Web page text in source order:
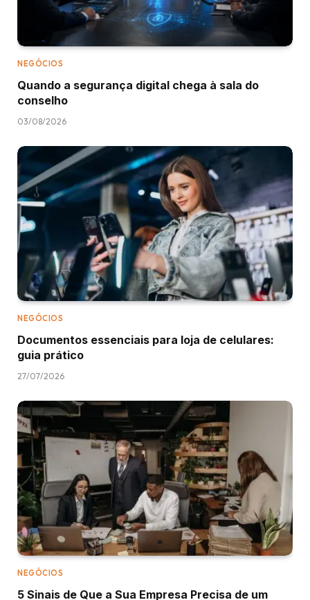
NEGÓCIOS
Quando a segurança digital chega à sala do
conselho
03/08/2026
NEGÓCIOS
Documentos essenciais para loja de celulares:
guia prático
27/07/2026
NEGÓCIOS
5 Sinais de Que a Sua Empresa Precisa de um